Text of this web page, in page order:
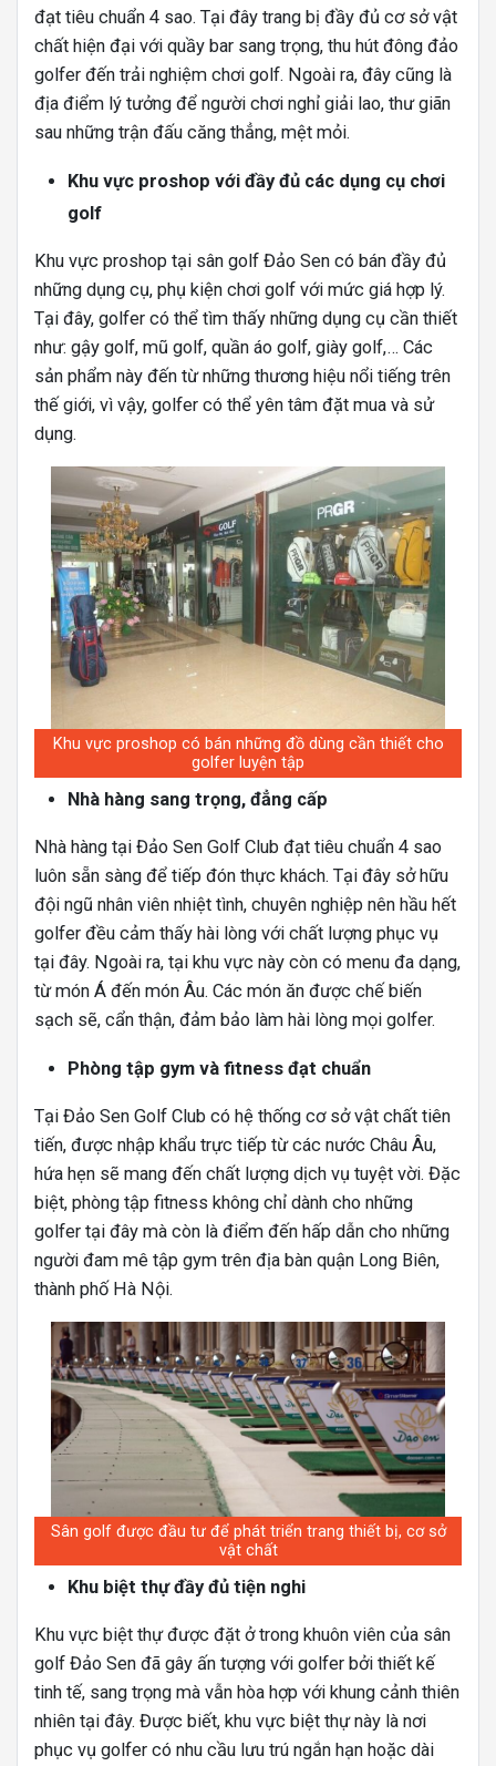
đạt tiêu chuẩn 4 sao. Tại đây trang bị đầy đủ cơ sở vật
chất hiện đại với quầy bar sang trọng, thu hút đông đảo
golfer đến trải nghiệm chơi golf. Ngoài ra, đây cũng là
địa điểm lý tưởng để người chơi nghỉ giải lao, thư giãn
sau những trận đấu căng thẳng, mệt mỏi.
Khu vực proshop với đầy đủ các dụng cụ chơi
golf
Khu vực proshop tại sân golf Đảo Sen có bán đầy đủ
những dụng cụ, phụ kiện chơi golf với mức giá hợp lý.
Tại đây, golfer có thể tìm thấy những dụng cụ cần thiết
như: gậy golf, mũ golf, quần áo golf, giày golf,… Các
sản phẩm này đến từ những thương hiệu nổi tiếng trên
thế giới, vì vậy, golfer có thể yên tâm đặt mua và sử
dụng.
Khu vực proshop có bán những đồ dùng cần thiết cho
golfer luyện tập
Nhà hàng sang trọng, đẳng cấp
Nhà hàng tại Đảo Sen Golf Club đạt tiêu chuẩn 4 sao
luôn sẵn sàng để tiếp đón thực khách. Tại đây sở hữu
đội ngũ nhân viên nhiệt tình, chuyên nghiệp nên hầu hết
golfer đều cảm thấy hài lòng với chất lượng phục vụ
tại đây. Ngoài ra, tại khu vực này còn có menu đa dạng,
từ món Á đến món Âu. Các món ăn được chế biến
sạch sẽ, cẩn thận, đảm bảo làm hài lòng mọi golfer.
Phòng tập gym và fitness đạt chuẩn
Tại Đảo Sen Golf Club có hệ thống cơ sở vật chất tiên
tiến, được nhập khẩu trực tiếp từ các nước Châu Âu,
hứa hẹn sẽ mang đến chất lượng dịch vụ tuyệt vời. Đặc
biệt, phòng tập fitness không chỉ dành cho những
golfer tại đây mà còn là điểm đến hấp dẫn cho những
người đam mê tập gym trên địa bàn quận Long Biên,
thành phố Hà Nội.
Sân golf được đầu tư để phát triển trang thiết bị, cơ sở
vật chất
Khu biệt thự đầy đủ tiện nghi
Khu vực biệt thự được đặt ở trong khuôn viên của sân
golf Đảo Sen đã gây ấn tượng với golfer bởi thiết kế
tinh tế, sang trọng mà vẫn hòa hợp với khung cảnh thiên
nhiên tại đây. Được biết, khu vực biệt thự này là nơi
phục vụ golfer có nhu cầu lưu trú ngắn hạn hoặc dài